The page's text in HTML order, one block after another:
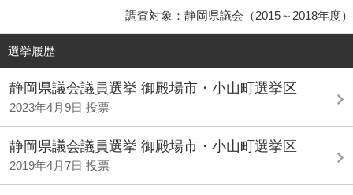
調査対象：静岡県議会（2015～2018年度）
選挙履歴
静岡県議会議員選挙 御殿場市・小山町選挙区
2023年4月9日 投票
静岡県議会議員選挙 御殿場市・小山町選挙区
2019年4月7日 投票